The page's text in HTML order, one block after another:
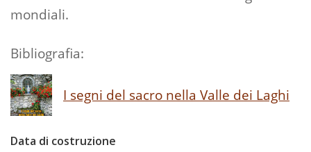
mondiali.
Bibliografia:
I segni del sacro nella Valle dei Laghi
Data di costruzione